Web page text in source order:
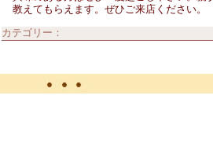
教えてもらえます。ぜひご来店ください。
カテゴリー：